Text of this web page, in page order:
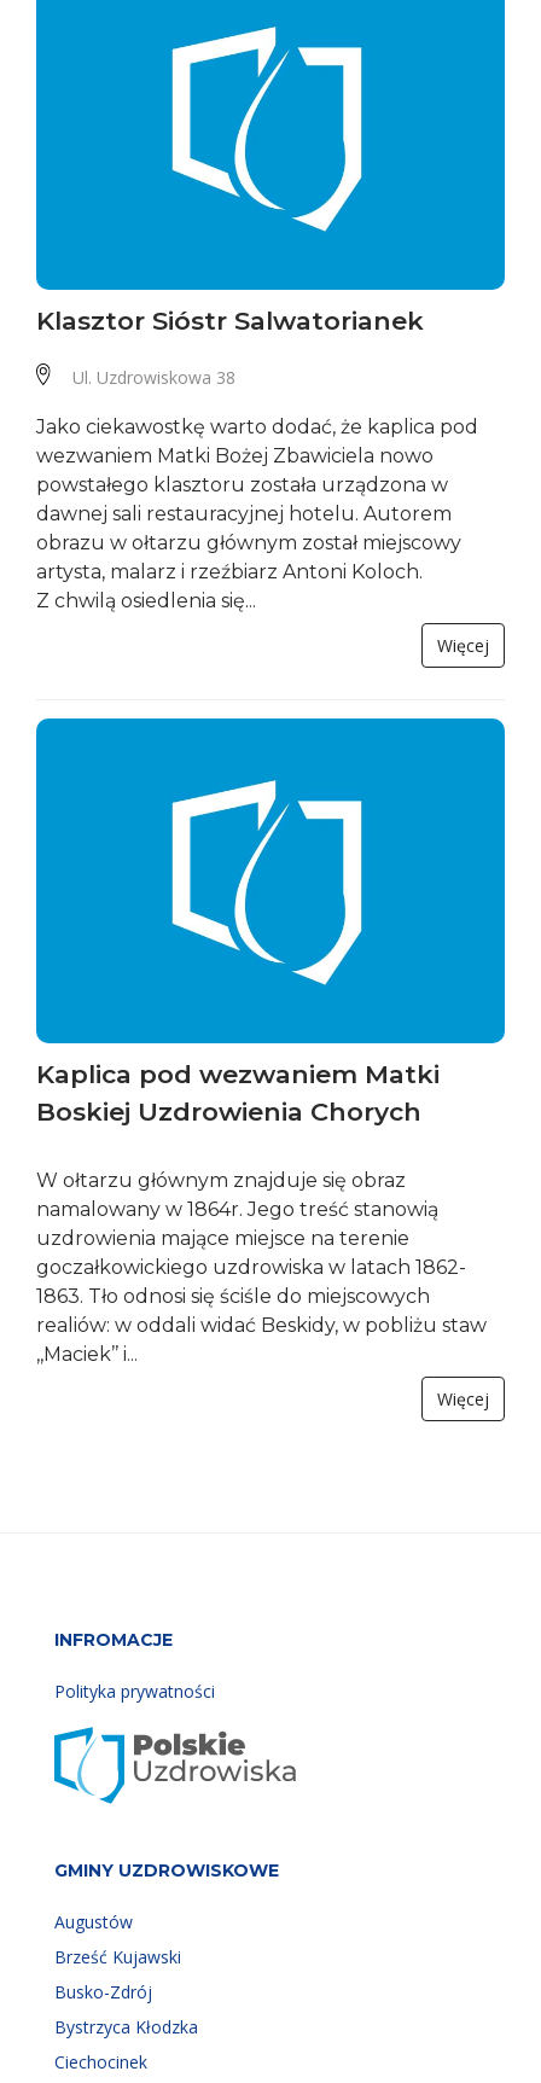
Klasztor Sióstr Salwatorianek
Ul. Uzdrowiskowa 38
Jako ciekawostkę warto dodać, że kaplica pod
wezwaniem Matki Bożej Zbawiciela nowo
powstałego klasztoru została urządzona w
dawnej sali restauracyjnej hotelu. Autorem
obrazu w ołtarzu głównym został miejscowy
artysta, malarz i rzeźbiarz Antoni Koloch.
Z chwilą osiedlenia się...
Więcej
Kaplica pod wezwaniem Matki
Boskiej Uzdrowienia Chorych
W ołtarzu głównym znajduje się obraz
namalowany w 1864r. Jego treść stanowią
uzdrowienia mające miejsce na terenie
goczałkowickiego uzdrowiska w latach 1862-
1863. Tło odnosi się ściśle do miejscowych
realiów: w oddali widać Beskidy, w pobliżu staw
,,Maciek’’ i...
Więcej
INFROMACJE
Polityka prywatności
GMINY UZDROWISKOWE
Augustów
Brześć Kujawski
Busko-Zdrój
Bystrzyca Kłodzka
Ciechocinek